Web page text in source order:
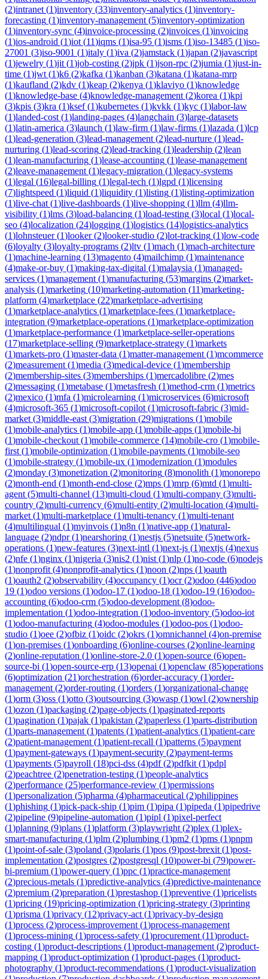
(2)intranet (1)inventory (33)inventory-analytics (1)inventory-
forecasting (1)inventory-management (5)inventory-optimization
(1)inventory-sync (4)invoice-processing (2)invoices (1)invoicing
(1)ios-android (1)iot (11)iqms (1)isa-95 (1)isms (1)iso-13485 (1)iso-
27001 (3)iso-9001 (1)italy (1)iva (2)jamstack (1)japan (2)javascript
(1)jewelry (1)jit (1)job-costing (2)jpk (1)json-rpc (2)jumia (1)just-in-
time (1)jwt (1)k6 (2)kafka (1)kanban (3)katana (1)katana-mrp
(1)kaufland (2)kdv (1)keap (2)kenya (1)klaviyo (1)knowledge
(1)knowledge-base (4)knowledge-management (2)korea (1)kpi
(3)kpis (3)kra (1)ksef(1)kubernetes (1)kvkk (1)kyc (1)labor-law
(1)landed-cost (1)landing-pages (4)langchain (3)large-datasets
(1)latin-america (3)launch (1)law-firm (1)law-firms (1)lazada (1)lcp
(1)lead-generation (3)lead-management (2)lead-nurture (1)lead-
nurturing (1)lead-scoring (2)lead-tracking (1)leadership (2)lean
(1)lean-manufacturing (1)lease-accounting (1)lease-management
(2)leave-management (1)legacy-migration (1)legacy-systems
(1)legal (16)legal-billing (1)legal-tech (1)lgpd (1)licensing
(7)lightspeed (1)liquid (1)liquidity (1)listing (1)listing-optimization
(1)live-chat (1)live-dashboards (1)live-shopping (1)llm (4)llm-
visibility (1)lms (3)load-balancing (1)load-testing (3)local (1)local-
seo (4)localization (24)logging (1)logistics (14)logistics-analytics
(1)lohnsteuer(1)looker(2)looker-studio (2)lot-tracking (1)low-code
(6)loyalty (3)loyalty-programs (2)ltv (1)mach (1)mach-architecture
(1)machine-learning (13)magento (4)mailchimp (1)maintenance
(4)make-or-buy (1)making-tax-digital (1)malaysia (1)managed-
services (1)management (1)manufacturing (53)margins (2)market-
analysis (1)marketing (10)marketing-automation (11)marketing-
platform (4)marketplace (22)marketplace-advertising
(1)marketplace-analytics (1)marketplace-fees (1)marketplace-
integration (9)marketplace-operations (1)marketplace-optimization
(1)marketplace-performance (1)marketplace-seller-operations
(17)marketplace-selling (9)marketplace-strategy (1)markets
(1)markets-pro (1)master-data (1)matter-management (1)mcommerce
(2)measurement (1)media (3)medical-device (1)membership
(2)membership-sites (3)memberships (1)mercadolibre (2)mes
(2)messaging (1)metabase (1)metasfresh (1)method-crm (1)metrics
(2)mexico (1)mfa (1)microlearning (1)microservices (6)microsoft
(4)microsoft-365 (1)microsoft-copilot (1)microsoft-fabric (3)mid-
market (3)middle-east (3)migration (29)migrations (1)mobile
(1)mobile-analytics (1)mobile-app (1)mobile-apps (1)mobile-bi
(1)mobile-checkout (1)mobile-commerce (14)mobile-cro (1)mobile-
first (1)mobile-optimization (1)mobile-payments (1)mobile-seo
(1)mobile-strategy (1)mobile-ux (1)modernization (1)modules
(2)monday (3)monetization (2)monitoring (8)monolith (1)monorepo
(2)month-end (1)month-end-close (2)mps (1)mrp (6)mtd (1)multi-
agent (5)multi-channel (13)multi-cloud (1)multi-company (3)multi-
country (2)multi-currency (6)multi-entity (2)multi-location (4)multi-
market (1)multi-marketplace (1)multi-tenancy (1)multi-tenant
(4)multilingual (1)myinvois (1)n8n (1)native-app (1)natural-
language (2)ndpr(1)nearshoring (1)nestjs (5)netsuite (5)network-
operations (1)new-features (3)next-intl (1)next-js (1)nextjs (4)nexus
(2)nfe (1)nginx (1)nigeria (3)nis2 (1)nist (1)nlp (1)no-code (6)nodejs
(1)nonprofit (4)nonprofit-analytics (1)noon (2)nps (1)oauth
(1)oauth2 (2)observability (4)occupancy (1)ocr(2)odoo (446)odoo
19 (1)odoo versions (1)odoo-17 (1)odoo-18 (1)odoo-19 (16)odoo-
accounting (6)odoo-crm (5)odoo-development (8)odoo-
implementation (1)odoo-integration (1)odoo-inventory (5)odoo-iot
(1)odoo-manufacturing (4)odoo-modules (1)odoo-pos (1)odoo-
studio (1)oee (2)ofbiz (1)oidc (2)okrs (1)omnichannel (4)on-premise
(1)on-premises (1)onboarding (6)online-courses (2)online-learning
(2)online-reputation (1)online-store-2.0 (1)open-source (6)open-
source-bi (1)open-source-erp (13)openai (1)openclaw (85)operations
(6)optimization (21)orchestration (6)order-accuracy (1)order-
management (2)order-routing (1)orders (1)organizational-change
(1)orm (3)oss (1)otto (3)outsourcing (3)owasp (1)owl (2)ownership
(1)ozon (1)packaging (2)page-objects (1)paginated-reports
(1)pagination (1)pajak (1)pakistan (2)paperless (1)parts-distribution
(1)parts-management (1)patents (1)patient-analytics (1)patient-care
(2)patient-management (1)patient-recall (1)patterns (5)payment
(1)payment-gateways (1)payment-security (2)payment-terms
(1)payments (5)payroll (18)pci-dss (4)pdf(2)pdfkit (1)pdpl
(2)peachtree (2)penetration-testing (1)people-analytics
(2)performance (25)performance-review (1)permissions
(1)personalization (5)pharma (4)pharmaceutical (2)philippines
(1)phishing (1)pick-pack-ship (1)pim (1)pipa (1)pipeda (1)pipedrive
(2)pipeline (9)pipeline-automation (1)pipl (1)pixel-perfect
(1)planning (9)plans (1)platform (3)playwright (2)plex (1)plex-
smart-manufacturing (1)plm (2)plumbing (1)pm2 (1)pms (1)pnpm
(1)point-of-sale (3)poland (3)polaris (1)pos (9)post-brexit (1)post-
implementation (2)postgres (2)postgresql (10)power-bi (79)power-
bi-premium (1)power-query (1)ppc (1)practice-management
(2)precious-metals (1)predictive-analytics (4)predictive-maintenance
(2)premium (2)preparation (1)prestashop (1)preventive (1)pricelists
(1)pricing (19)pricing-optimization (1)pricing-strategy (3)printing
(1)prisma (1)privacy (12)privacy-act (1)privacy-by-design
(1)process (2)process-improvement (1)process-management
(1)process-mining (1)process-safety (1)procurement (11)product-
costing (1)product-descriptions (1)product-management (2)product-
mapping (1)product-optimization (1)product-pages (1)product-
photography (1)product-recommendations (1)product-visualization